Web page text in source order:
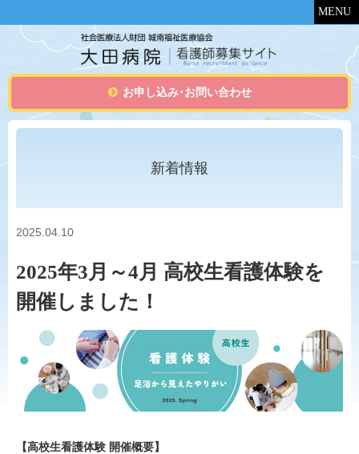
MENU
お申し込み･お問い合わせ
新着情報
2025.04.10
2025年3月～4月 高校生看護体験を
開催しました！
【高校生看護体験 開催概要】